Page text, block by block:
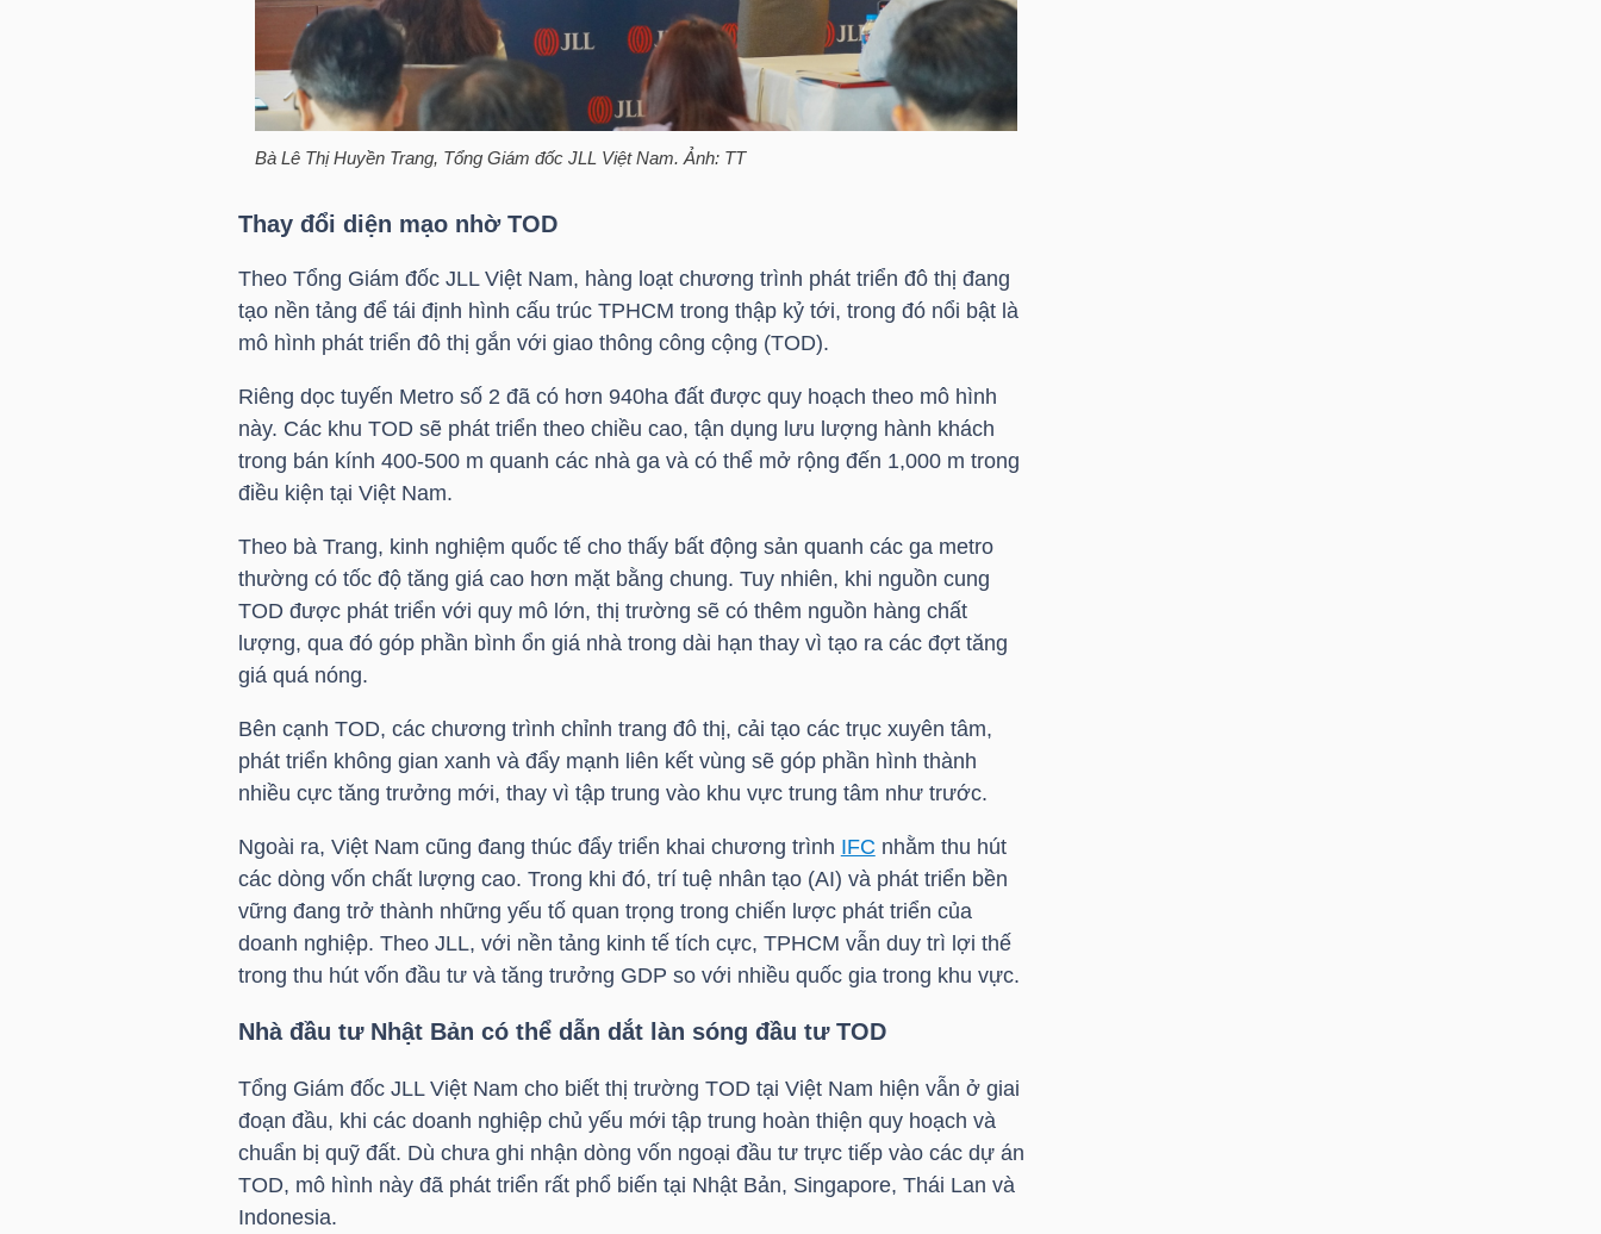
Bà Lê Thị Huyền Trang, Tổng Giám đốc JLL Việt Nam. Ảnh: TT
Thay đổi diện mạo nhờ TOD
Theo Tổng Giám đốc JLL Việt Nam, hàng loạt chương trình phát triển đô thị đang
tạo nền tảng để tái định hình cấu trúc TPHCM trong thập kỷ tới, trong đó nổi bật là
mô hình phát triển đô thị gắn với giao thông công cộng (TOD).
Riêng dọc tuyến Metro số 2 đã có hơn 940ha đất được quy hoạch theo mô hình
này. Các khu TOD sẽ phát triển theo chiều cao, tận dụng lưu lượng hành khách
trong bán kính 400-500 m quanh các nhà ga và có thể mở rộng đến 1,000 m trong
điều kiện tại Việt Nam.
Theo bà Trang, kinh nghiệm quốc tế cho thấy bất động sản quanh các ga metro
thường có tốc độ tăng giá cao hơn mặt bằng chung. Tuy nhiên, khi nguồn cung
TOD được phát triển với quy mô lớn, thị trường sẽ có thêm nguồn hàng chất
lượng, qua đó góp phần bình ổn giá nhà trong dài hạn thay vì tạo ra các đợt tăng
giá quá nóng.
Bên cạnh TOD, các chương trình chỉnh trang đô thị, cải tạo các trục xuyên tâm,
phát triển không gian xanh và đẩy mạnh liên kết vùng sẽ góp phần hình thành
nhiều cực tăng trưởng mới, thay vì tập trung vào khu vực trung tâm như trước.
Ngoài ra, Việt Nam cũng đang thúc đẩy triển khai chương trình IFC nhằm thu hút
các dòng vốn chất lượng cao. Trong khi đó, trí tuệ nhân tạo (AI) và phát triển bền
vững đang trở thành những yếu tố quan trọng trong chiến lược phát triển của
doanh nghiệp. Theo JLL, với nền tảng kinh tế tích cực, TPHCM vẫn duy trì lợi thế
trong thu hút vốn đầu tư và tăng trưởng GDP so với nhiều quốc gia trong khu vực.
Nhà đầu tư Nhật Bản có thể dẫn dắt làn sóng đầu tư TOD
Tổng Giám đốc JLL Việt Nam cho biết thị trường TOD tại Việt Nam hiện vẫn ở giai
đoạn đầu, khi các doanh nghiệp chủ yếu mới tập trung hoàn thiện quy hoạch và
chuẩn bị quỹ đất. Dù chưa ghi nhận dòng vốn ngoại đầu tư trực tiếp vào các dự án
TOD, mô hình này đã phát triển rất phổ biến tại Nhật Bản, Singapore, Thái Lan và
Indonesia.